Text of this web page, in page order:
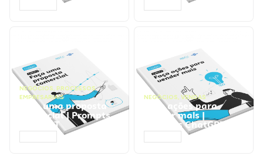
NEGÓCIOS, PROCESSOS
EMPRESARIAIS
Faça uma proposta
comercial | Prompts
ChatGPT
NEGÓCIOS, VENDAS
Faça ações para
vender mais |
Prompts ChatGPT